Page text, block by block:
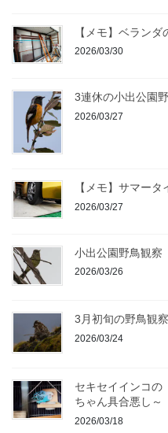
【メモ】ベラン
2026/03/30
3連休の小出公園
2026/03/27
【メモ】サマータ
2026/03/27
小出公園野鳥観察
2026/03/26
3月初旬の野鳥観
2026/03/24
セキセイインコの
ちゃん具合悪し～
2026/03/18